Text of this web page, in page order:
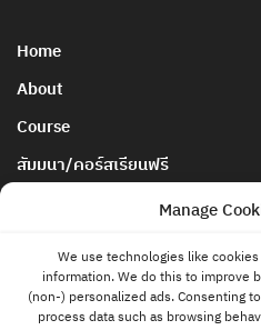
Manage
We use technologies like
information. We do this to improve
(non-) personalized ads. Consenting
process data such as browsing
Home
About
Course
สัมมนา/คอร์สเรียนฟรี
นโยบายการยกเลิกและคืนเงิน
Blog & News
Store